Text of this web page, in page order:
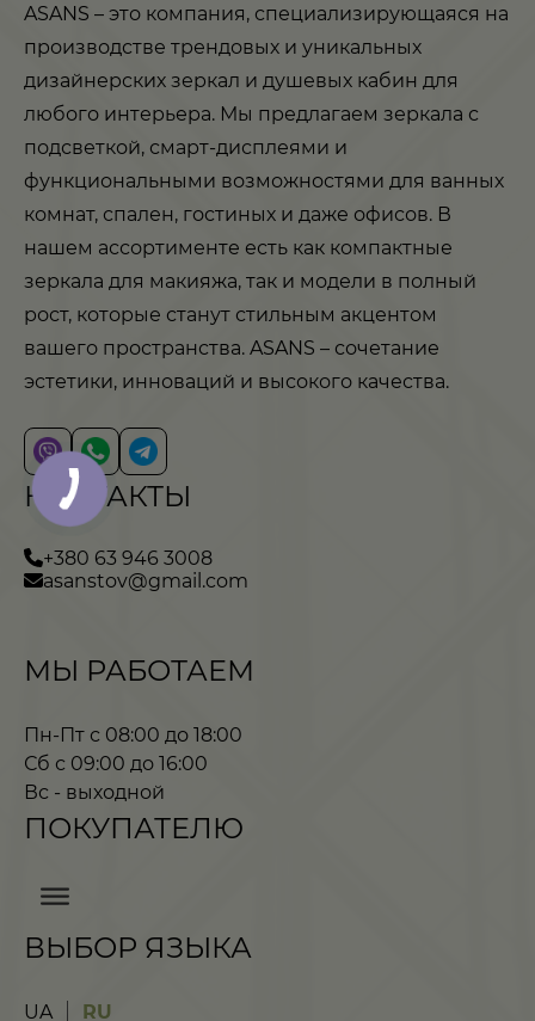
ASANS – это компания, специализирующаяся на
производстве трендовых и уникальных
дизайнерских зеркал и душевых кабин для
любого интерьера. Мы предлагаем зеркала с
подсветкой, смарт-дисплеями и
функциональными возможностями для ванных
комнат, спален, гостиных и даже офисов. В
нашем ассортименте есть как компактные
зеркала для макияжа, так и модели в полный
рост, которые станут стильным акцентом
вашего пространства. ASANS – сочетание
эстетики, инноваций и высокого качества.
КОНТАКТЫ
+380 63 946 3008
asanstov@gmail.com
МЫ РАБОТАЕМ
Пн-Пт с 08:00 до 18:00
Сб с 09:00 до 16:00
Вс - выходной
ПОКУПАТЕЛЮ
ВЫБОР ЯЗЫКА
UA RU